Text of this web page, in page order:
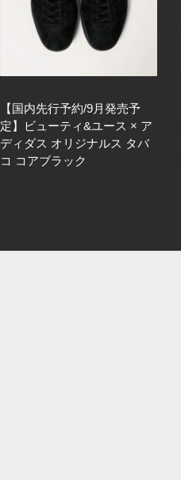
【国内先行予約/9月発売予
定】ビューティ&ユース × ア
ディダス オリジナルス タバ
コ コアブラック